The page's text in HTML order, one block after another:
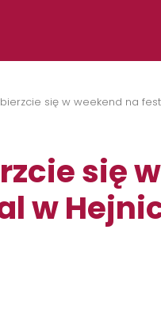
się w weekend na
się
w